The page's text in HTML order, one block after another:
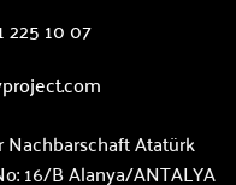
225 10 07
Nachbarschaft Atatürk
16/B Alanya/ANTALYA